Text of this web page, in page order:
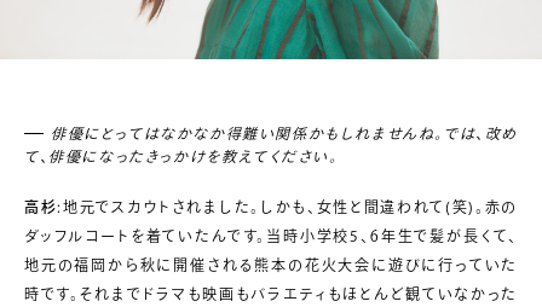
俳優にとってはなかなか得難い関係かもしれませんね。では、改め
て、俳優になったきっかけを教えてください。
高杉:地元でスカウトされました。しかも、女性と間違われて(笑)。赤の
ダッフルコートを着ていたんです。当時小学校5、6年生で髪が長くて、
地元の福岡から秋に開催される熊本の花火大会に遊びに行っていた
時です。それまでドラマも映画もバラエティもほとんど観ていなかった